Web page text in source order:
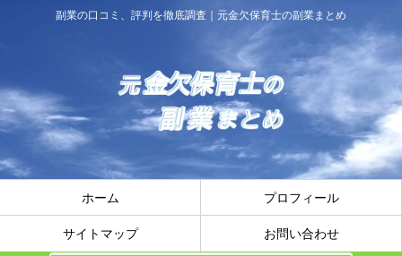
副業の口コミ、評判を徹底調査｜元金欠保育士の副業まとめ
ホーム プロフィール
サイトマップ お問い合わせ